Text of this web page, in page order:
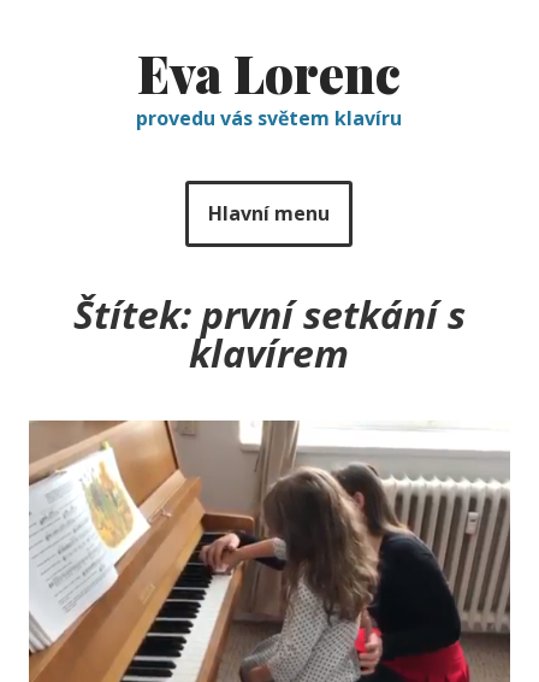
Eva Lorenc
provedu vás světem klavíru
Hlavní menu
Štítek:první setkání s
klavírem